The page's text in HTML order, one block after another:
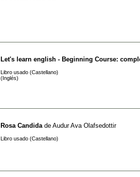
Let's learn english - Beginning Course:
Libro usado (Castellano)
(Inglés)
Rosa Candida de Audur Ava Olafsedottir
Libro usado (Castellano)